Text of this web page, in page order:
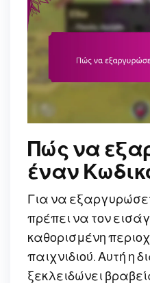
Πώς να
έναν
Για να
πρέπει να τον
καθορισμένη
παιχνιδιού. Αυτή η
ξεκλειδώνει